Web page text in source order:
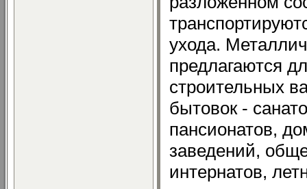
ухода.
предлагаются
строительных
бытовок -
пансионатов,
заведений,
интернатов,